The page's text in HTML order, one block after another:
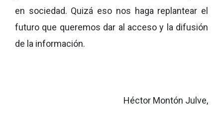
en sociedad. Quizá eso nos haga replantear el
futuro que queremos dar al acceso y la difusión
de la información.
Héctor Montón Julve,